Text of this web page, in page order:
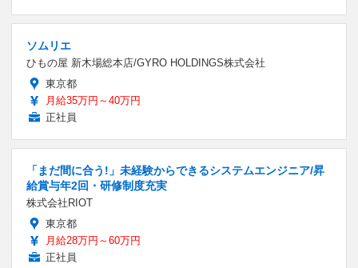
ソムリエ
ひもの屋 新木場総本店/GYRO HOLDINGS株式会社
東京都
月給35万円～40万円
正社員
「まだ間に合う!」未経験からできるシステムエンジニア/昇
給賞与年2回・研修制度充実
株式会社RIOT
東京都
月給28万円～60万円
正社員